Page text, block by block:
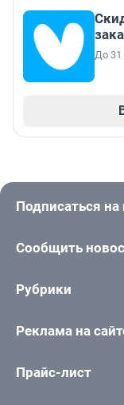
До 31
Подписаться на
Сообщить
Рубрики
Реклама на
Прайс-лист